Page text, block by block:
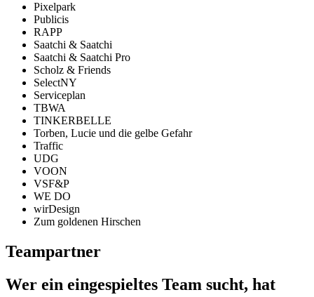
Pixelpark
Publicis
RAPP
Saatchi & Saatchi
Saatchi & Saatchi Pro
Scholz & Friends
SelectNY
Serviceplan
TBWA
TINKERBELLE
Torben, Lucie und die gelbe Gefahr
Traffic
UDG
VOON
VSF&P
WE DO
wirDesign
Zum goldenen Hirschen
Teampartner
Wer ein eingespieltes Team sucht, hat